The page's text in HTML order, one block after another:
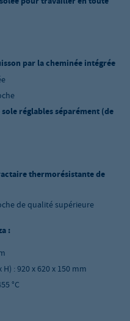
par la cheminée intégrée
réglables séparément (de
thermorésistante de
de qualité supérieure
:
: 920 x 620 x 150 mm
°C